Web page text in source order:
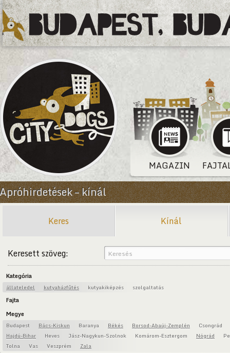
MAGAZIN
Apróhirdetések – kínál
Keres Kínál
Keresett szöveg:
Kategória
állateledel kutyaházfűtés kutyakiképzés szolgaltatás
Fajta
Megye
Budapest Bács-Kiskun Baranya Békés Borsod-Abaúj-Zemplén
Csongrád
Hajdú-Bihar
Heves Jász-Nagykun-Szolnok Komárom-Esztergom Nógrád
Tolna
Vas Veszprém Zala